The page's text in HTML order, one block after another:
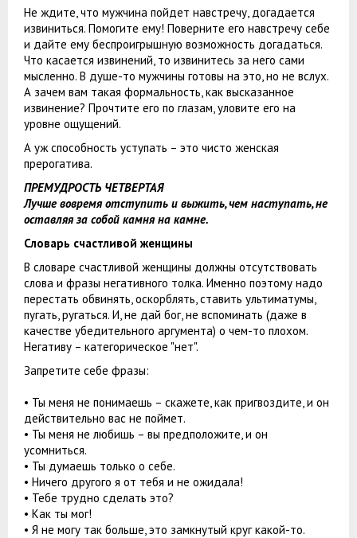
Не ждите, что мужчина пойдет навстречу, догадается
извиниться. Помогите ему! Поверните его навстречу себе
и дайте ему беспроигрышную возможность догадаться.
Что касается извинений, то извинитесь за него сами
мысленно. В душе-то мужчины готовы на это, но не вслух.
А зачем вам такая формальность, как высказанное
извинение? Прочтите его по глазам, уловите его на
уровне ощущений.
А уж способность уступать – это чисто женская
прерогатива.
ПРЕМУДРОСТЬ ЧЕТВЕРТАЯ
Лучше вовремя отступить и выжить, чем наступать, не
оставляя за собой камня на камне.
Словарь счастливой женщины
В словаре счастливой женщины должны отсутствовать
слова и фразы негативного толка. Именно поэтому надо
перестать обвинять, оскорблять, ставить ультиматумы,
пугать, ругаться. И, не дай бог, не вспоминать (даже в
качестве убедительного аргумента) о чем-то плохом.
Негативу – категорическое "нет".
Запретите себе фразы:
• Ты меня не понимаешь – скажете, как пригвоздите, и он
действительно вас не поймет.
• Ты меня не любишь – вы предположите, и он
усомниться.
• Ты думаешь только о себе.
• Ничего другого я от тебя и не ожидала!
• Тебе трудно сделать это?
• Как ты мог!
• Я не могу так больше, это замкнутый круг какой-то.